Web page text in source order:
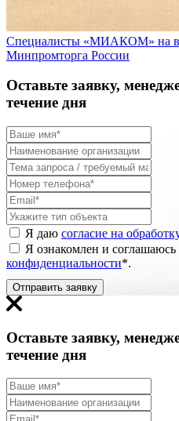
Специалисты «МИАКОМ» на
Минпромторга России
Оставьте заявку,
течение дня
Я даю согласие на
Я ознакомлен и соглашаюсь
конфиденциальности*.
Отправить заявку
Оставьте заявку,
течение дня